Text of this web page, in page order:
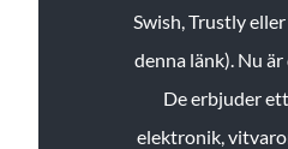
Swish, Trustly
denna länk). Nu
De erbjuder
elektronik,